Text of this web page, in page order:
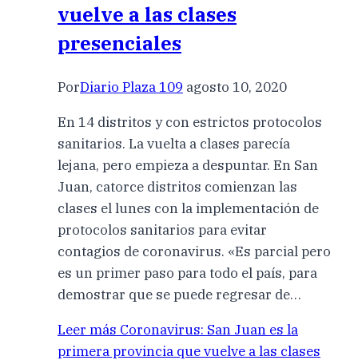
vuelve a las clases
presenciales
PorDiario Plaza 109 agosto 10, 2020
En 14 distritos y con estrictos protocolos
sanitarios. La vuelta a clases parecía
lejana, pero empieza a despuntar. En San
Juan, catorce distritos comienzan las
clases el lunes con la implementación de
protocolos sanitarios para evitar
contagios de coronavirus. «Es parcial pero
es un primer paso para todo el país, para
demostrar que se puede regresar de…
Leer más Coronavirus: San Juan es la
primera provincia que vuelve a las clases